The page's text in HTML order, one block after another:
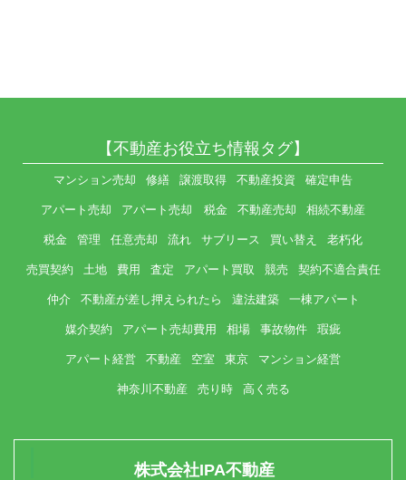
【不動産お役立ち情報タグ】
マンション売却 修繕 譲渡取得 不動産投資 確定申告
アパート売却 アパート売却 税金 不動産売却 相続不動産
税金 管理 任意売却 流れ サブリース 買い替え 老朽化
売買契約 土地 費用 査定 アパート買取 競売 契約不適合責任
仲介 不動産が差し押えられたら 違法建築 一棟アパート
媒介契約 アパート売却費用 相場 事故物件 瑕疵
アパート経営 不動産 空室 東京 マンション経営
神奈川不動産 売り時 高く売る
株式会社IPA不動産